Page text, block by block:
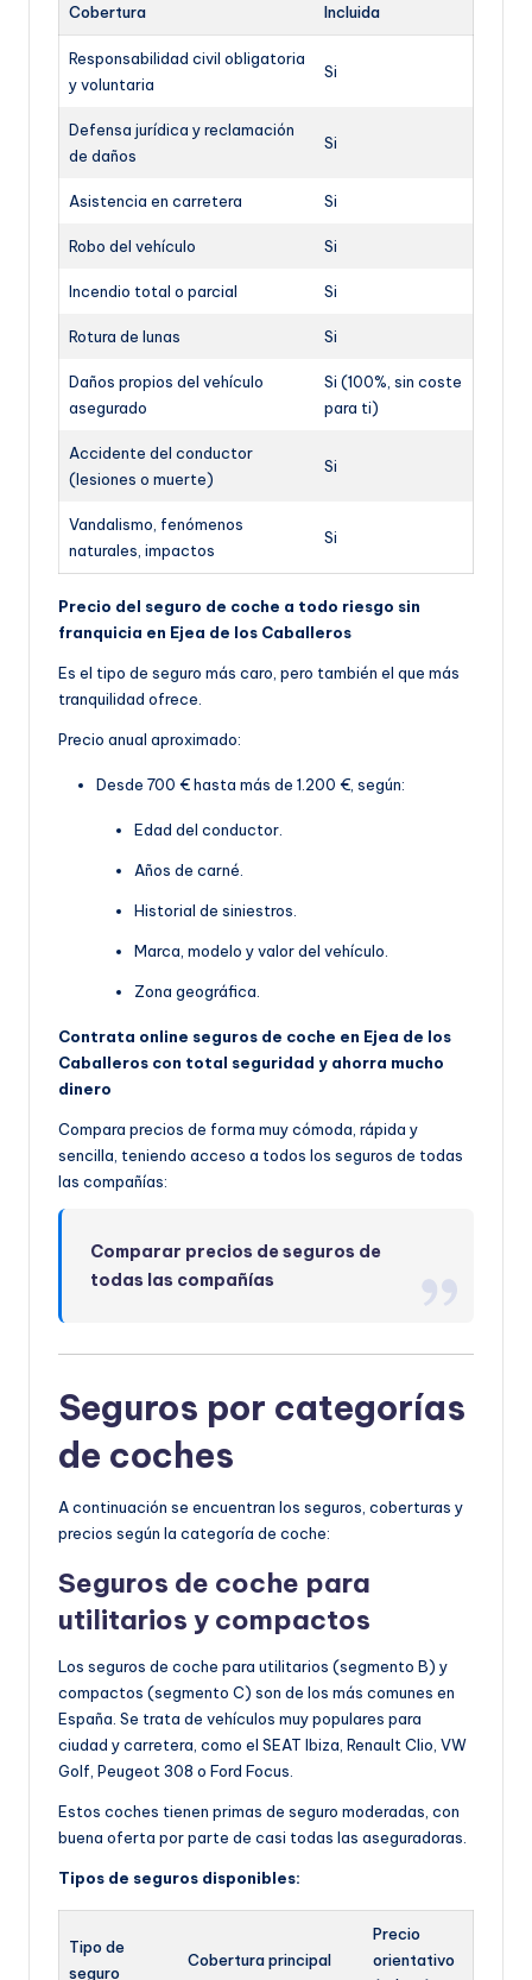
Cobertura Incluida
Responsabilidad civil obligatoria
y voluntaria
Si
Defensa jurídica y reclamación
de daños
Si
Asistencia en carretera Si
Robo del vehículo Si
Incendio total o parcial Si
Rotura de lunas Si
Daños propios del vehículo
asegurado
Si (100%, sin coste
para ti)
Accidente del conductor
(lesiones o muerte)
Si
Vandalismo, fenómenos
naturales, impactos
Si
Precio del seguro de coche a todo riesgo sin
franquicia en Ejea de los Caballeros
Es el tipo de seguro más caro, pero también el que más
tranquilidad ofrece.
Precio anual aproximado:
Desde 700 € hasta más de 1.200 €, según:
Edad del conductor.
Años de carné.
Historial de siniestros.
Marca, modelo y valor del vehículo.
Zona geográfica.
Contrata online seguros de coche en Ejea de los
Caballeros con total seguridad y ahorra mucho
dinero
Compara precios de forma muy cómoda, rápida y
sencilla, teniendo acceso a todos los seguros de todas
las compañías:
Comparar precios de seguros de
todas las compañías
Seguros por categorías
de coches
A continuación se encuentran los seguros, coberturas y
precios según la categoría de coche:
Seguros de coche para
utilitarios y compactos
Los seguros de coche para utilitarios (segmento B) y
compactos (segmento C) son de los más comunes en
España. Se trata de vehículos muy populares para
ciudad y carretera, como el SEAT Ibiza, Renault Clio, VW
Golf, Peugeot 308 o Ford Focus.
Estos coches tienen primas de seguro moderadas, con
buena oferta por parte de casi todas las aseguradoras.
Tipos de seguros disponibles:
Tipo de
seguro
Cobertura principal
Precio
orientativo